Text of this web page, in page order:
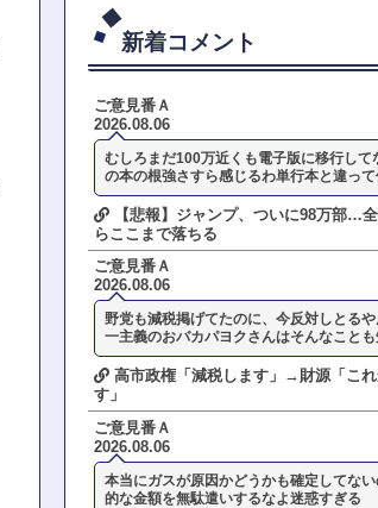
新着コメント
ご意見番Ａ
2026.08.06
むしろまだ100万近くも電子版に移行して
の本の根強さすら感じるわ単行本と違っ
【悲報】ジャンプ、ついに98万部…
らここまで落ちる
ご意見番Ａ
2026.08.06
野党も減税掲げてたのに、今反対しとる
一主義のおバカパヨクさんはそんなこと
高市政権「減税します」→財源「これ
す」
ご意見番Ａ
2026.08.06
本当にガスが原因かどうかも確定してな
的な金額を無駄遣いするなよ迷惑すぎる